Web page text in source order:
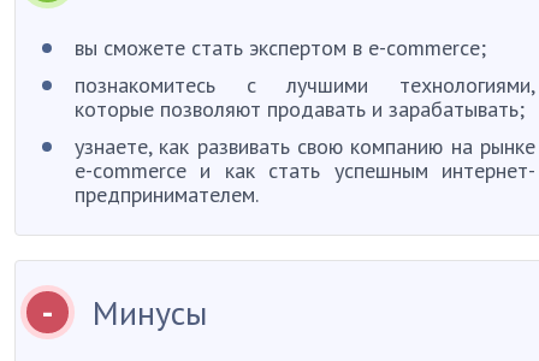
вы сможете стать экспертом в e-commerce;
познакомитесь с лучшими технологиями,
которые позволяют продавать и зарабатывать;
узнаете, как развивать свою компанию на рынке
e-commerce и как стать успешным интернет-
предпринимателем.
Минусы